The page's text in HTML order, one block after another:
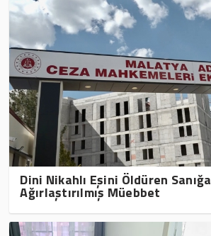
Dini Nikahlı Eşini Öldüren Sanığa
Ağırlaştırılmış Müebbet